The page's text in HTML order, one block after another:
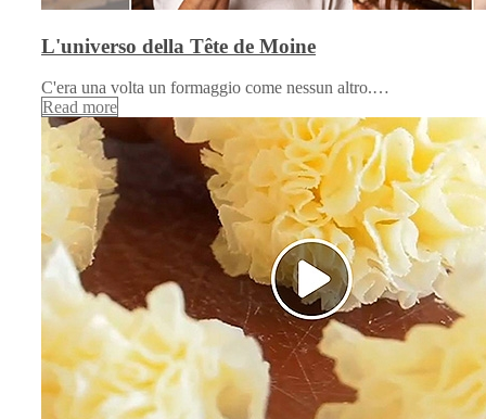
L'universo della Tête de Moine
C'era una volta un formaggio come nessun altro.…
Read more